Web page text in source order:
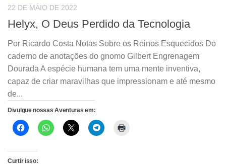
22 DE MAIO DE 2022
Helyx, O Deus Perdido da Tecnologia
Por Ricardo Costa Notas Sobre os Reinos Esquecidos Do
caderno de anotações do gnomo Gilbert Engrenagem
Dourada A espécie humana tem uma mente inventiva,
capaz de criar maravilhas que impressionam e até mesmo
de...
Divulgue nossas Aventuras em:
Curtir isso: